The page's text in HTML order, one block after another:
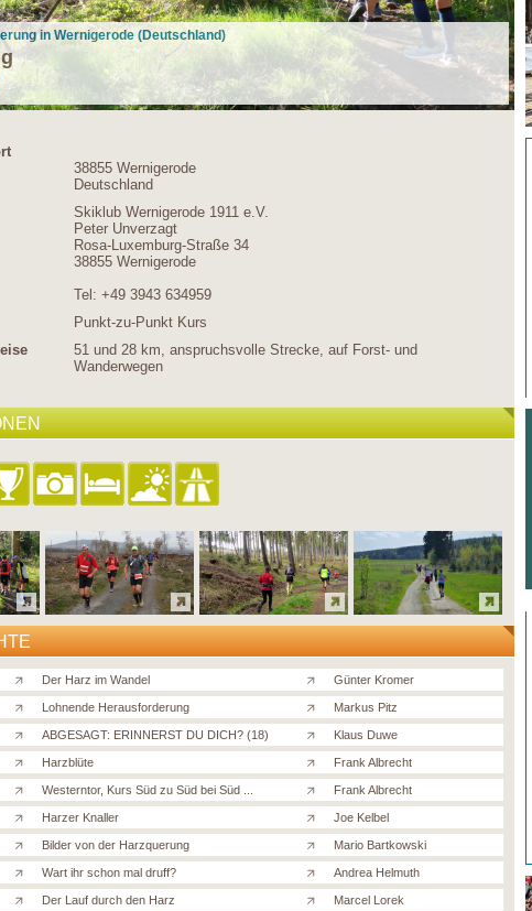
in Wernigerode (Deutschland)
38855 Wernigerode
Deutschland
Skiklub Wernigerode 1911 e.V.
Peter Unverzagt
Rosa-Luxemburg-Straße 34
38855 Wernigerode
Tel: +49 3943 634959
Punkt-zu-Punkt Kurs
51 und 28 km, anspruchsvolle Strecke, auf Forst- und
Wanderwegen
Der Harz im Wandel Günter Kromer
Lohnende Herausforderung Markus Pitz
ABGESAGT: ERINNERST DU DICH? (18) Klaus Duwe
Harzblüte Frank Albrecht
Westerntor, Kurs Süd zu Süd bei Süd ... Frank Albrecht
Harzer Knaller Joe Kelbel
Bilder von der Harzquerung Mario Bartkowski
Wart ihr schon mal druff? Andrea Helmuth
Der Lauf durch den Harz Marcel Lorek